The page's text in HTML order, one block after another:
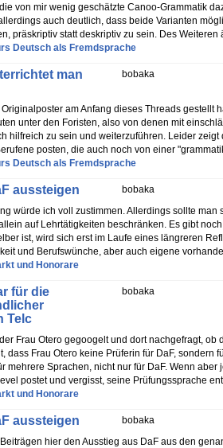
von mir wenig geschätzte Canoo-Grammatik
auch deutlich, dass beide Varianten
präskriptiv statt deskriptiv zu sein. Des Weiteren
Deutsch als Fremdsprache
bobaka
man
am Anfang dieses Threads gestellt
unter den Foristen, also von denen mit
hilfreich zu sein und weiterzuführen. Leider
posten, die auch noch von einer
Deutsch als Fremdsprache
bobaka
aussteigen
würde ich voll zustimmen. Allerdings sollte man
auf Lehrtätigkeiten beschränken. Es gibt
ist, wird sich erst im Laufe eines längreren
und Berufswünche, aber auch eigene
und Honorare
bobaka
für die
Telc
Frau Otero gegoogelt und dort nachgefragt, ob
dass Frau Otero keine Prüferin für DaF, sondern
mehrere Sprachen, nicht nur für DaF. Wenn
postet und vergisst, seine Prüfungssprache
und Honorare
bobaka
aussteigen
hier den Ausstieg aus DaF aus den